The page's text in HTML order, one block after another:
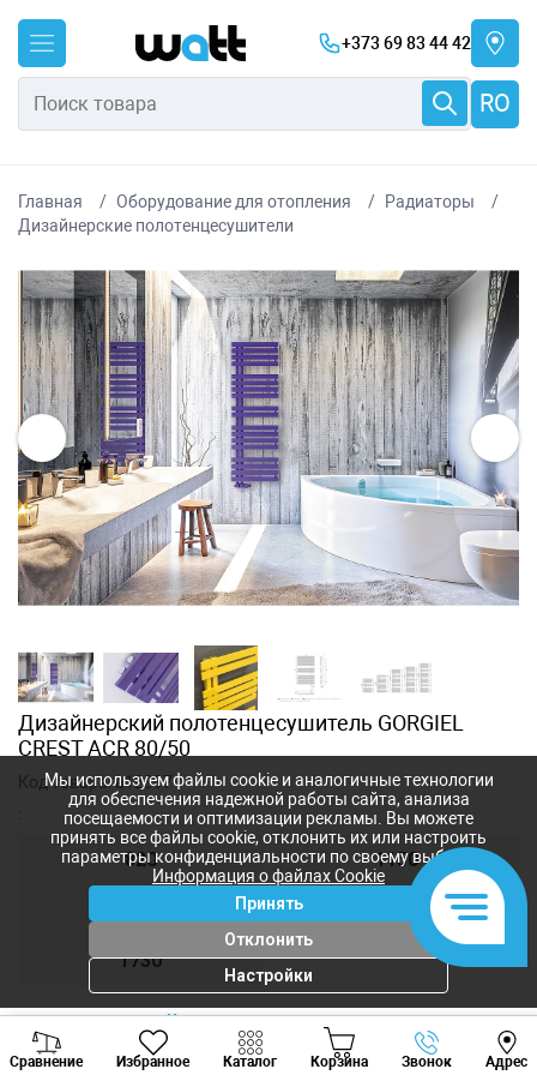
+373 69 83 44 42
RO
Главная Оборудование для отопления
Радиаторы
Дизайнерские полотенцесушители
Дизайнерский полотенцесушитель GORGIEL
CREST ACR 80/50
Код товара:a12397
820 1150
1730
На текущий момент товар не
доступен для заказа
Сравнение Избранное Каталог Корзина Звонок Адрес
Viber Whatsapp
Мы используем файлы cookie и аналогичные технологии
для обеспечения надежной работы сайта, анализа
посещаемости и оптимизации рекламы. Вы можете
принять все файлы cookie, отклонить их или настроить
параметры конфиденциальности по своему выбору.
Информация о файлах Cookie
Принять
Отклонить
Настройки